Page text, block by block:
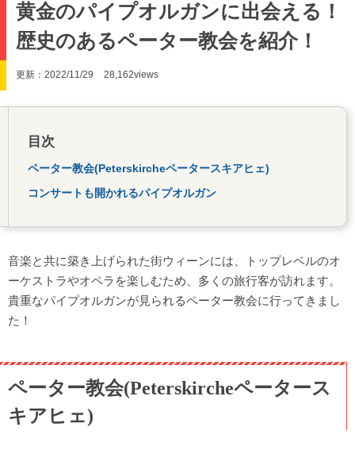
黄金のパイプオルガンに出会える！
歴史のあるペーター教会を紹介！
更新：2022/11/29 28,162views
目次
ペーター教会(Peterskircheペータースキアヒェ)
コンサートも開かれるパイプオルガン
音楽と共に築き上げられた街ウィーンには、トップレベルのオ
ーケストラやオペラを楽しむため、多くの旅行客が訪れます。
貴重なパイプオルガンが見られるペーター教会に行ってきまし
た！
ペーター教会(Peterskircheペータース
キアヒェ)